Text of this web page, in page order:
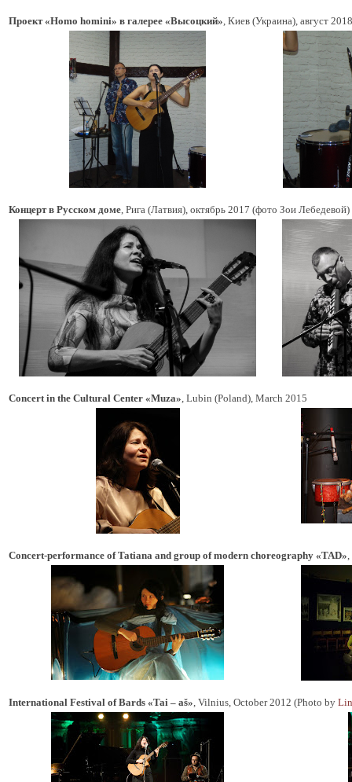
Проект «Homo homini» в галерее «Высоцкий», Киев (Украина), август
Концерт в Русском доме, Рига (Латвия), октябрь 2017 (фото Зои Лебедевой)
Concert in the Cultural Center «Muza», Lubin (Poland), March 2015
Concert-performance of Tatiana and group of modern choreography «TAD»,
International Festival of Bards «Tai – aš», Vilnius, October 2012 (Photo by